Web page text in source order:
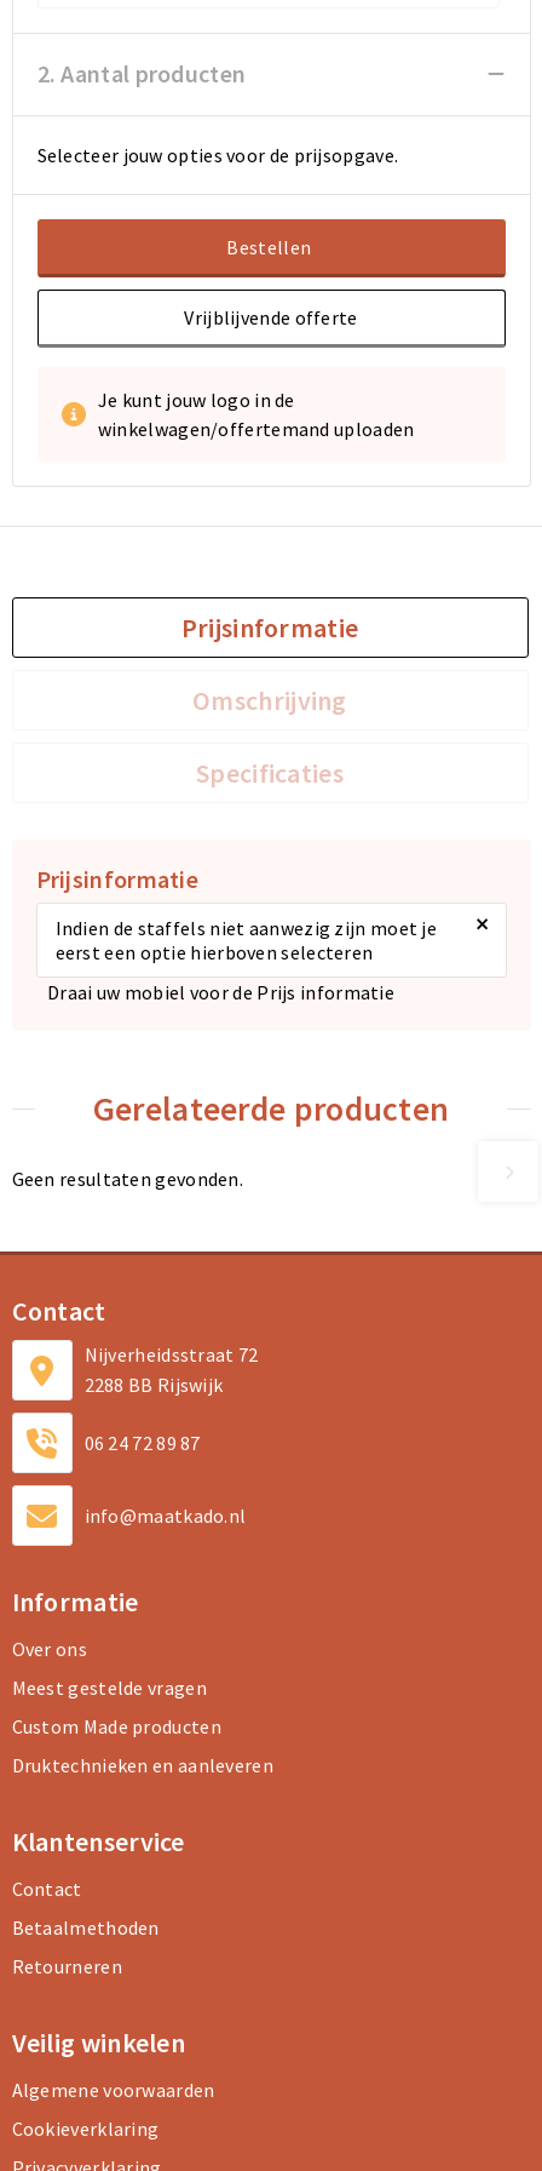
Toilettassen
Boodschappentassen
Toilettassen
Boodschappentassen
2. Aantal producten
Selecteer jouw opties voor de prijsopgave.
Bestellen
Vrijblijvende offerte
Je kunt jouw logo in de
winkelwagen/offertemand uploaden
Prijsinformatie
Omschrijving
Specificaties
Prijsinformatie
Indien de staffels niet aanwezig zijn moet je
eerst een optie hierboven selecteren
×
Draai uw mobiel voor de Prijs informatie
Gerelateerde producten
Geen resultaten gevonden.
Contact
Nijverheidsstraat 72
2288 BB Rijswijk
06 24 72 89 87
info@maatkado.nl
Informatie
Over ons
Meest gestelde vragen
Custom Made producten
Druktechnieken en aanleveren
Klantenservice
Contact
Betaalmethoden
Retourneren
Veilig winkelen
Algemene voorwaarden
Cookieverklaring